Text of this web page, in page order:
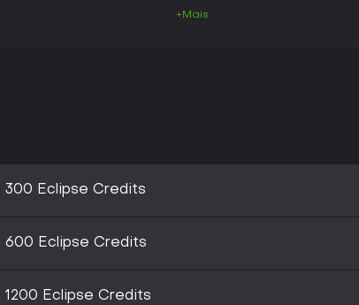
+Mais
300 Eclipse Credits
600 Eclipse Credits
Eclipse Credits